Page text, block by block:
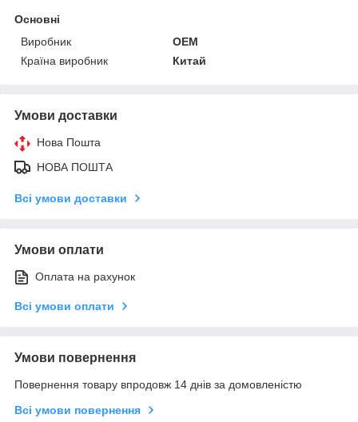
Основні
Виробник
OEM
Країна виробник
Китай
Умови доставки
Нова Пошта
НОВА ПОШТА
Всі умови доставки
Умови оплати
Оплата на рахунок
Всі умови оплати
Умови повернення
Повернення товару впродовж 14 днів за домовленістю
Всі умови повернення